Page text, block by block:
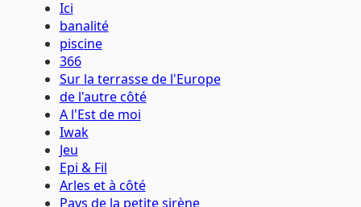
Ici
banalité
piscine
366
Sur la terrasse de l'Europe
de l'autre côté
A l'Est de moi
Iwak
Jeu
Epi & Fil
Arles et à côté
Pays de la petite sirène